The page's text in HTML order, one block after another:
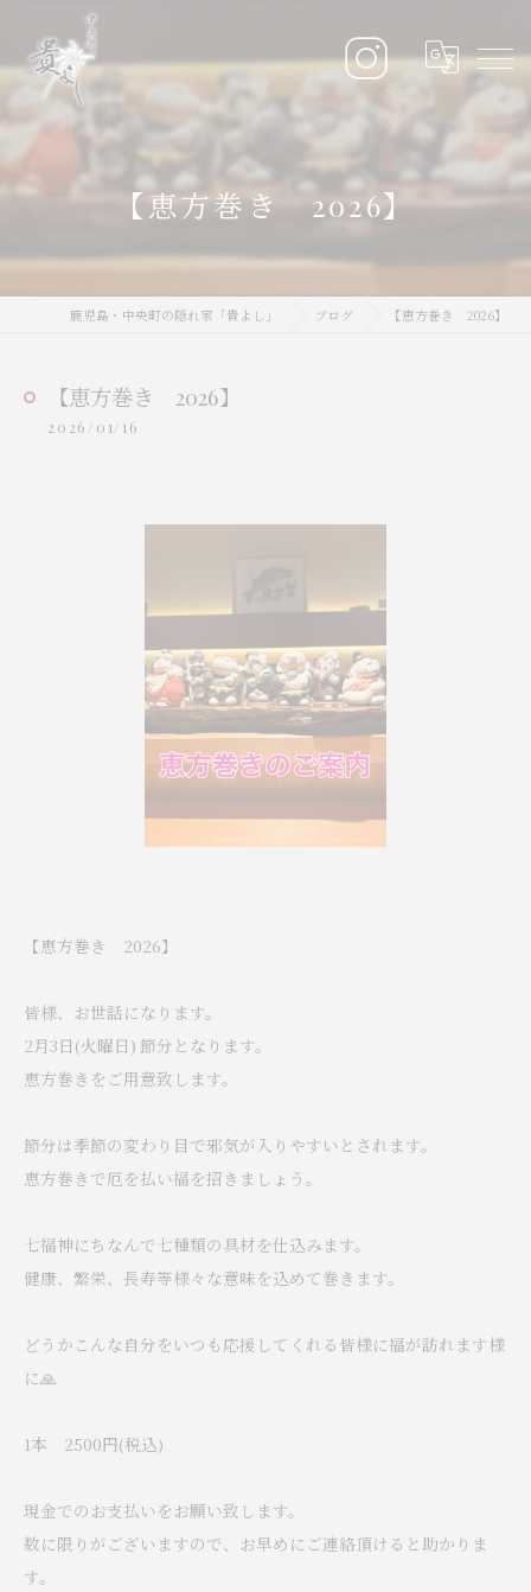
【恵方巻き 2026】
鹿児島・中央町の隠れ家「貴よし」 ブログ 【恵方巻き 2026】
【恵方巻き 2026】
2026/01/16
【恵方巻き 2026】
皆様、お世話になります。
2月3日(火曜日) 節分となります。
恵方巻きをご用意致します。
節分は季節の変わり目で邪気が入りやすいとされます。
恵方巻きで厄を払い福を招きましょう。
七福神にちなんで七種類の具材を仕込みます。
健康、繁栄、長寿等様々な意味を込めて巻きます。
どうかこんな自分をいつも応援してくれる皆様に福が訪れます様
に🙏
1本 2500円(税込)
現金でのお支払いをお願い致します。
数に限りがございますので、お早めにご連絡頂けると助かりま
す。